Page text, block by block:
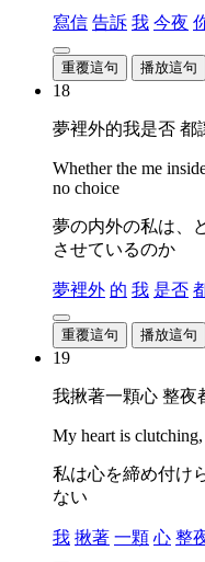
寫信 告訴 我 今夜
重覆這句 播放這句
18
夢裡外的我是否 都
Whether the me
no choice
夢の内外の私は、
させているのか
夢裡外 的 我 是否
重覆這句 播放這句
19
我揪著一顆心 整夜
My heart is
私は心を締め付け
ない
我 揪著 一顆 心 整